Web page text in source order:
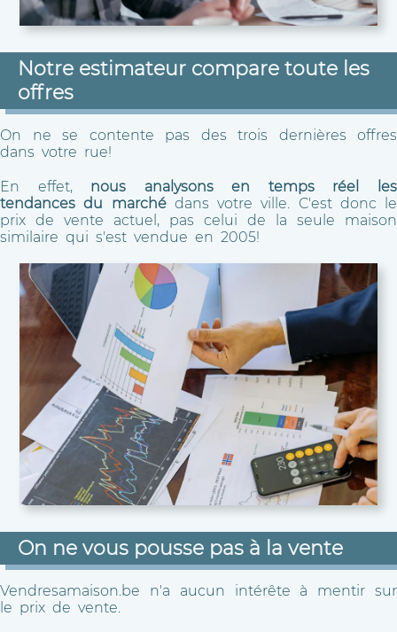
Notre estimateur compare toute les
offres
On ne se contente pas des trois dernières offres
dans votre rue!
En effet, nous analysons en temps réel les
tendances du marchédans votre ville. C'est donc le
prix de vente actuel, pas celui de la seule maison
similaire qui s'est vendue en 2005!
On ne vous pousse pas à la vente
Vendresamaison.be n'a aucun intérête à mentir sur
le prix de vente.